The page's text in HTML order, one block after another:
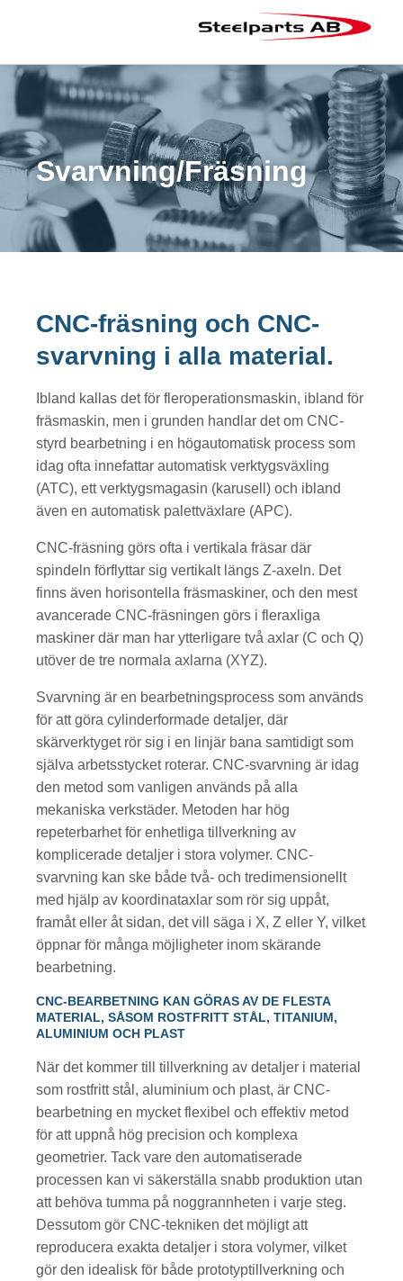
Svarvning/Fräsning
CNC-fräsning och CNC-
svarvning i alla material.
Ibland kallas det för fleroperationsmaskin, ibland för
fräsmaskin, men i grunden handlar det om CNC-
styrd bearbetning i en högautomatisk process som
idag ofta innefattar automatisk verktygsväxling
(ATC), ett verktygsmagasin (karusell) och ibland
även en automatisk palettväxlare (APC).
CNC-fräsning görs ofta i vertikala fräsar där
spindeln förflyttar sig vertikalt längs Z-axeln. Det
finns även horisontella fräsmaskiner, och den mest
avancerade CNC-fräsningen görs i fleraxliga
maskiner där man har ytterligare två axlar (C och Q)
utöver de tre normala axlarna (XYZ).
Svarvning är en bearbetningsprocess som används
för att göra cylinderformade detaljer, där
skärverktyget rör sig i en linjär bana samtidigt som
själva arbetsstycket roterar. CNC-svarvning är idag
den metod som vanligen används på alla
mekaniska verkstäder. Metoden har hög
repeterbarhet för enhetliga tillverkning av
komplicerade detaljer i stora volymer. CNC-
svarvning kan ske både två- och tredimensionellt
med hjälp av koordinataxlar som rör sig uppåt,
framåt eller åt sidan, det vill säga i X, Z eller Y, vilket
öppnar för många möjligheter inom skärande
bearbetning.
CNC-BEARBETNING KAN GÖRAS AV DE FLESTA
MATERIAL, SÅSOM ROSTFRITT STÅL, TITANIUM,
ALUMINIUM OCH PLAST
När det kommer till tillverkning av detaljer i material
som rostfritt stål, aluminium och plast, är CNC-
bearbetning en mycket flexibel och effektiv metod
för att uppnå hög precision och komplexa
geometrier. Tack vare den automatiserade
processen kan vi säkerställa snabb produktion utan
att behöva tumma på noggrannheten i varje steg.
Dessutom gör CNC-tekniken det möjligt att
reproducera exakta detaljer i stora volymer, vilket
gör den idealisk för både prototyptillverkning och